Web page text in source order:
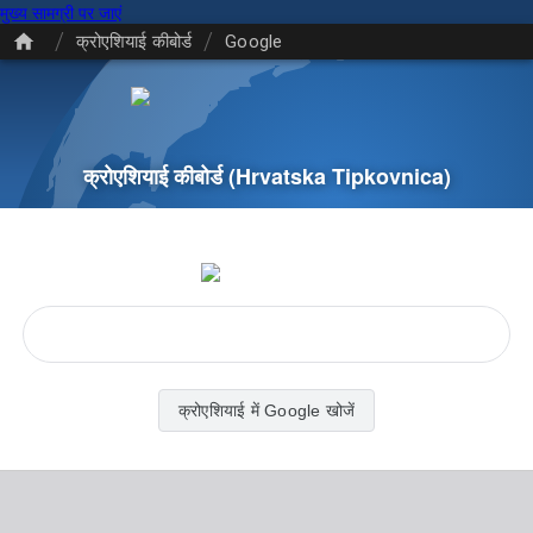
मुख्य सामग्री पर जाएं
/ क्रोएशियाई कीबोर्ड / Google
क्रोएशियाई कीबोर्ड(Hrvatska Tipkovnica)
क्रोएशियाई में Google खोजें